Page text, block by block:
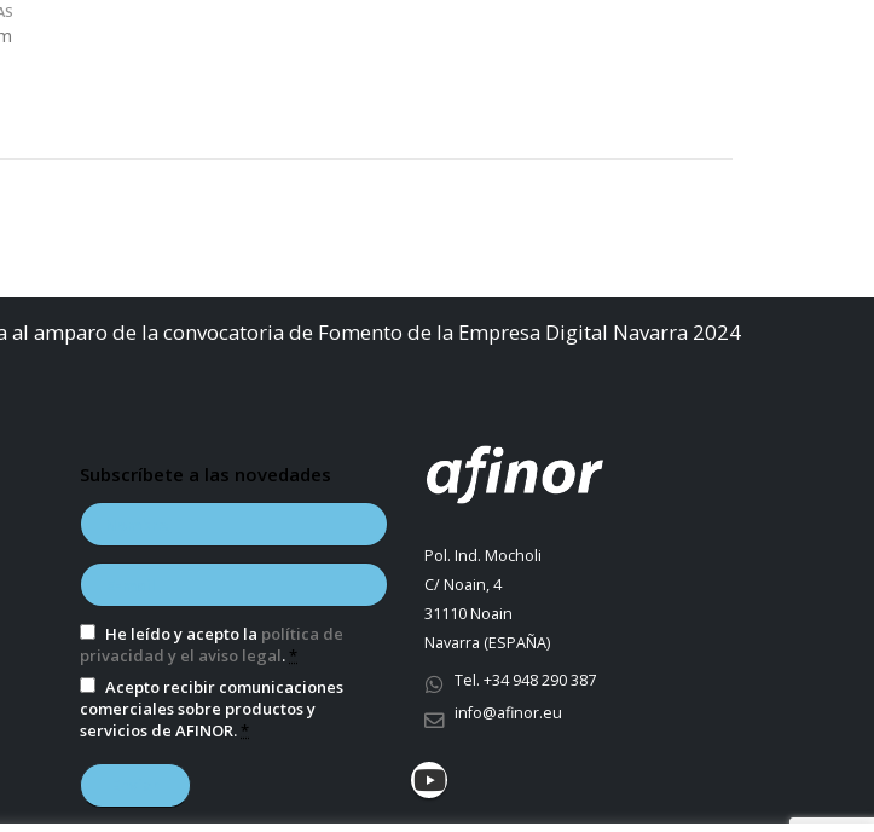
amparo de la convocatoria de Fomento de la Empresa Digital Navarra 2024
Subscríbete a las novedades
He leído y acepto la política de
privacidad y el aviso legal. *
Acepto recibir comunicaciones
comerciales sobre productos y
servicios de AFINOR. *
Pol. Ind. Mocholi
C/ Noain, 4
31110 Noain
Navarra (ESPAÑA)
Tel. +34 948 290 387
info@afinor.eu